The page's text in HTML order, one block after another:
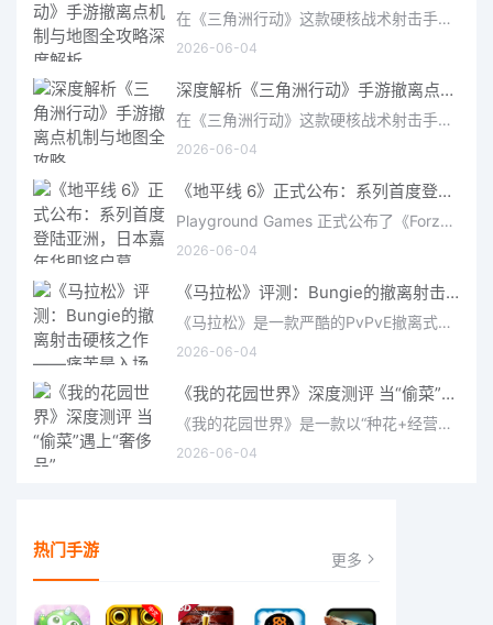
在《三角洲行动》这款硬核战术射击手游中，撤离是每位干员行动的核心目标。无论你在战场中搜刮了多少高价值物
2026-06-04
深度解析《三角洲行动》手游撤离点机制与地图全攻略
在《三角洲行动》这款硬核战术射击手游中，撤离是每位干员行动的核心目标。无论你在战场中搜刮了多少高价值物
2026-06-04
《地平线 6》正式公布：系列首度登陆亚洲，日本嘉年华即将启幕
Playground Games 正式公布了《Forza Horizon 6》，这次备受赞誉的地平线嘉年华将首次驶入亚洲，落户日本。玩家
2026-06-04
《马拉松》评测：Bungie的撤离射击硬核之作——痛苦是入场券，回报是顶级的
《马拉松》是一款严酷的PvPvE撤离式射击游戏，现已登陆PS5、Xbox Series X/S和PC。它继承了Bungie上世纪90年
2026-06-04
《我的花园世界》深度测评 当“偷菜”遇上“奢侈品”
《我的花园世界》是一款以“种花+经营+社交”为核心的模拟经营类手游。游戏将玩家置于一个古风花园环境中，扮
2026-06-04
热门手游 更多